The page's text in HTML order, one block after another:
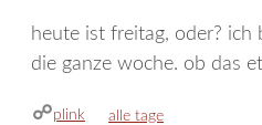
heute ist freitag, oder? ich
die ganze woche. ob das
plink kategorien
alle tage